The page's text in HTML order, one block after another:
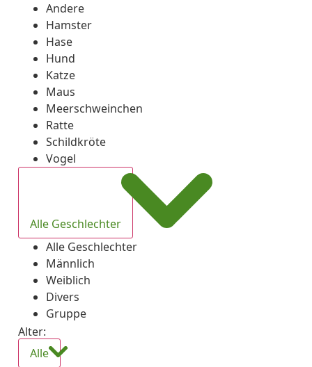
Andere
Hamster
Hase
Hund
Katze
Maus
Meerschweinchen
Ratte
Schildkröte
Vogel
Alle Geschlechter
Alle Geschlechter
Männlich
Weiblich
Divers
Gruppe
Alter:
Alle